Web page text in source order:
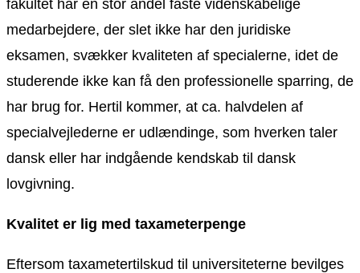
fakultet har en stor andel faste videnskabelige
medarbejdere, der slet ikke har den juridiske
eksamen, svækker kvaliteten af specialerne, idet de
studerende ikke kan få den professionelle sparring, de
har brug for. Hertil kommer, at ca. halvdelen af
specialvejlederne er udlændinge, som hverken taler
dansk eller har indgående kendskab til dansk
lovgivning.
Kvalitet er lig med taxameterpenge
Eftersom taxametertilskud til universiteterne bevilges